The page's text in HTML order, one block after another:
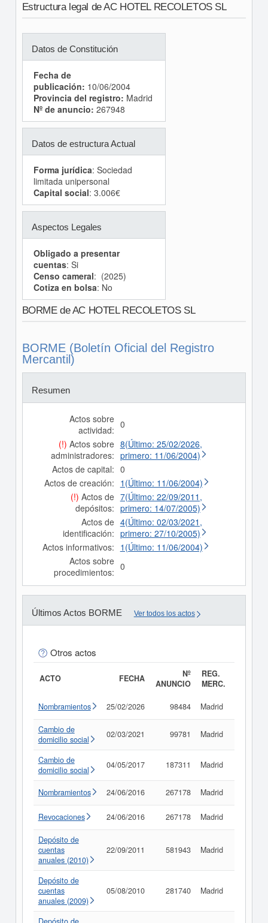
Estructura legal de AC HOTEL RECOLETOS SL
Datos de Constitución
Fecha de
publicación: 10/06/2004
Provincia del registro: Madrid
Nº de anuncio: 267948
Datos de estructura Actual
Forma jurídica: Sociedad
limitada unipersonal
Capital social: 3.006€
Aspectos Legales
Obligado a presentar
cuentas: Si
Censo cameral: (2025)
Cotiza en bolsa: No
BORME de AC HOTEL RECOLETOS SL
BORME (Boletín Oficial del Registro
Mercantil)
Resumen
Actos sobre
actividad: 0
(!) Actos sobre
administradores:
8(Último: 25/02/2026,
primero: 11/06/2004)
Actos de capital: 0
Actos de creación: 1(Último: 11/06/2004)
(!) Actos de
depósitos:
7(Último: 22/09/2011,
primero: 14/07/2005)
Actos de
identificación:
4(Último: 02/03/2021,
primero: 27/10/2005)
Actos informativos: 1(Último: 11/06/2004)
Actos sobre
procedimientos: 0
Últimos Actos BORME Ver todos los actos
Otros actos
ACTO FECHA
Nº
ANUNCIO
REG.
MERC.
Nombramientos 25/02/2026 98484 Madrid
Cambio de
domicilio social
02/03/2021 99781 Madrid
Cambio de
domicilio social
04/05/2017 187311 Madrid
Nombramientos 24/06/2016 267178 Madrid
Revocaciones 24/06/2016 267178 Madrid
Depósito de
cuentas
anuales (2010)
22/09/2011 581943 Madrid
Depósito de
cuentas
anuales (2009)
05/08/2010 281740 Madrid